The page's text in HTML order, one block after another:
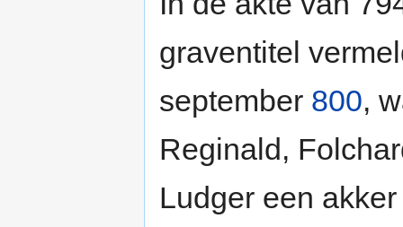
graventitel
september 800,
Reginald,
Ludger een